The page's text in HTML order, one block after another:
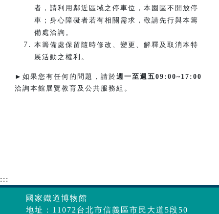
者，請利用鄰近區域之停車位，本園區不開放停
車；身心障礙者若有相關需求，敬請先行與本籌
備處洽詢。
本籌備處保留隨時修改、變更、解釋及取消本特
展活動之權利。
►如果您有任何的問題，請於週一至週五09:00~17:00
洽詢本館展覽教育及公共服務組。
:::
國家鐵道博物館
地址：11072台北市信義區市民大道5段50